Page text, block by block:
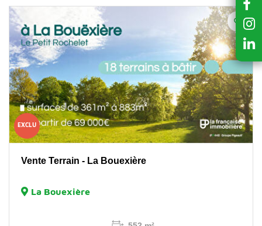
EXCLU
Vente Terrain - La Bouexière
La Bouexière